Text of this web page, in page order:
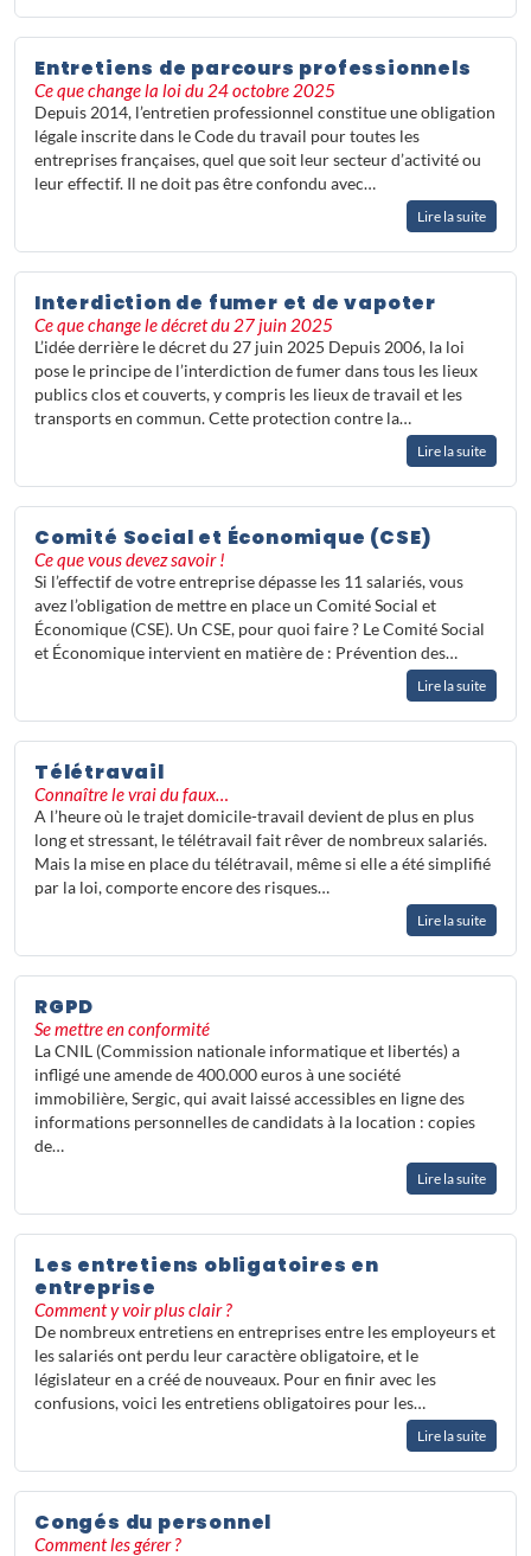
Entretiens de parcours professionnels
Ce que change la loi du 24 octobre 2025
Depuis 2014, l’entretien professionnel constitue une obligation
légale inscrite dans le Code du travail pour toutes les
entreprises françaises, quel que soit leur secteur d’activité ou
leur effectif. Il ne doit pas être confondu avec…
Lire la suite
Interdiction de fumer et de vapoter
Ce que change le décret du 27 juin 2025
L’idée derrière le décret du 27 juin 2025 Depuis 2006, la loi
pose le principe de l’interdiction de fumer dans tous les lieux
publics clos et couverts, y compris les lieux de travail et les
transports en commun. Cette protection contre la…
Lire la suite
Comité Social et Économique (CSE)
Ce que vous devez savoir !
Si l’effectif de votre entreprise dépasse les 11 salariés, vous
avez l’obligation de mettre en place un Comité Social et
Économique (CSE). Un CSE, pour quoi faire ? Le Comité Social
et Économique intervient en matière de : Prévention des…
Lire la suite
Télétravail
Connaître le vrai du faux…
A l’heure où le trajet domicile-travail devient de plus en plus
long et stressant, le télétravail fait rêver de nombreux salariés.
Mais la mise en place du télétravail, même si elle a été simplifié
par la loi, comporte encore des risques…
Lire la suite
RGPD
Se mettre en conformité
La CNIL (Commission nationale informatique et libertés) a
infligé une amende de 400.000 euros à une société
immobilière, Sergic, qui avait laissé accessibles en ligne des
informations personnelles de candidats à la location : copies
de…
Lire la suite
Les entretiens obligatoires en
entreprise
Comment y voir plus clair ?
De nombreux entretiens en entreprises entre les employeurs et
les salariés ont perdu leur caractère obligatoire, et le
législateur en a créé de nouveaux. Pour en finir avec les
confusions, voici les entretiens obligatoires pour les…
Lire la suite
Congés du personnel
Comment les gérer ?